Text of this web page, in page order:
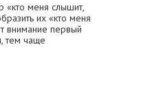
«кто меня слышит,
их «кто меня
внимание первый
тем чаще